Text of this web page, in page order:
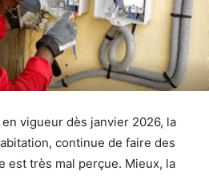
vigueur dès janvier 2026, la
continue de faire des
est très mal perçue. Mieux, la